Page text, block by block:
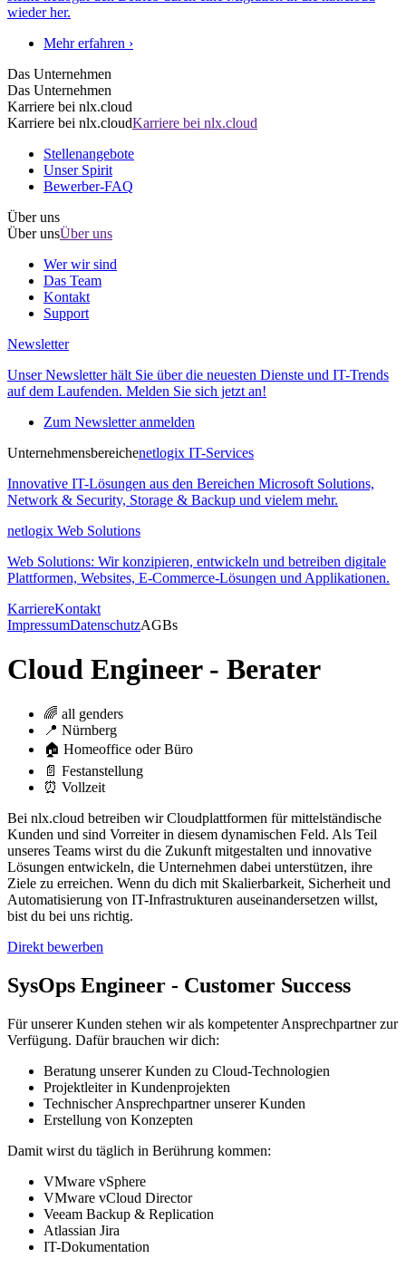
wieder her.
Mehr erfahren ›
Das Unternehmen
Das Unternehmen
Karriere bei nlx.cloud
Karriere bei nlx.cloudKarriere bei nlx.cloud
Stellenangebote
Unser Spirit
Bewerber-FAQ
Über uns
Über unsÜber uns
Wer wir sind
Das Team
Kontakt
Support
Newsletter
Unser Newsletter hält Sie über die neuesten Dienste und IT-Trends
auf dem Laufenden. Melden Sie sich jetzt an!
Zum Newsletter anmelden
Unternehmensbereichenetlogix IT-Services
Innovative IT-Lösungen aus den Bereichen Microsoft Solutions,
Network & Security, Storage & Backup und vielem mehr.
netlogix Web Solutions
Web Solutions: Wir konzipieren, entwickeln und betreiben digitale
Plattformen, Websites, E-Commerce-Lösungen und Applikationen.
KarriereKontakt
ImpressumDatenschutzAGBs
Cloud Engineer - Berater
🌈 all genders
📍 Nürnberg
🏠 Homeoffice oder Büro
📄 Festanstellung
⏰ Vollzeit
Bei nlx.cloud betreiben wir Cloudplattformen für mittelständische
Kunden und sind Vorreiter in diesem dynamischen Feld. Als Teil
unseres Teams wirst du die Zukunft mitgestalten und innovative
Lösungen entwickeln, die Unternehmen dabei unterstützen, ihre
Ziele zu erreichen. Wenn du dich mit Skalierbarkeit, Sicherheit und
Automatisierung von IT-Infrastrukturen auseinandersetzen willst,
bist du bei uns richtig.
Direkt bewerben
SysOps Engineer - Customer Success
Für unserer Kunden stehen wir als kompetenter Ansprechpartner zur
Verfügung. Dafür brauchen wir dich:
Beratung unserer Kunden zu Cloud-Technologien
Projektleiter in Kundenprojekten
Technischer Ansprechpartner unserer Kunden
Erstellung von Konzepten
Damit wirst du täglich in Berührung kommen:
VMware vSphere
VMware vCloud Director
Veeam Backup & Replication
Atlassian Jira
IT-Dokumentation